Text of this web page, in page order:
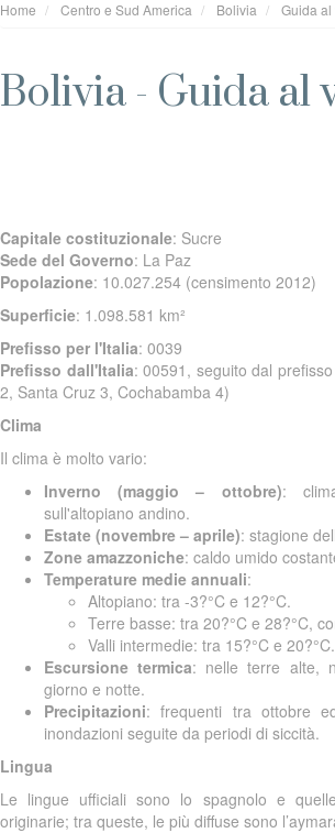
Home Centro e Sud America Bolivia Guida
Bolivia - Guida al
Capitale costituzionale: Sucre
Sede del Governo: La Paz
Popolazione: 10.027.254 (censimento 2012)
Superficie: 1.098.581 km²
Prefisso per l'Italia: 0039
Prefisso dall'Italia: 00591, seguito dal
2, Santa Cruz 3, Cochabamba 4)
Clima
Il clima è molto vario:
Inverno (maggio – ottobre):
sull'altopiano andino.
Estate (novembre – aprile): stagione
Zone amazzoniche: caldo umido
Temperature medie annuali:
Altopiano: tra -3?°C e 12?°C.
Terre basse: tra 20?°C e 28?°C,
Valli intermedie: tra 15?°C e 20?°C.
Escursione termica: nelle terre alte,
giorno e notte.
Precipitazioni: frequenti tra ottobre
inondazioni seguite da periodi di siccità.
Lingua
Le lingue ufficiali sono lo spagnolo e
originarie; tra queste, le più diffuse sono